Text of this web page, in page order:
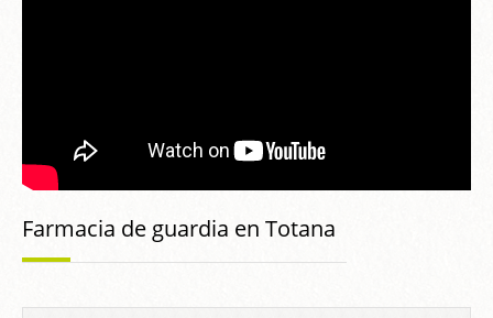
Farmacia de guardia en Totana